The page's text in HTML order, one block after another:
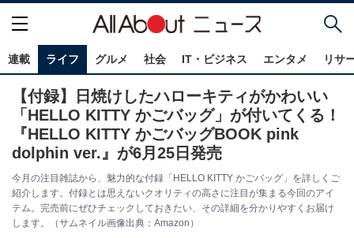
連載 ライフ グルメ 社会 IT・ビジネス エンタメ リサ
【付録】日焼けしたハローキティがかわいい
「HELLO KITTY かごバッグ」が付いてくる！
『HELLO KITTY かごバッグBOOK pink
dolphin ver.』が6月25日発売
今月の注目雑誌から、魅力的な付録「HELLO KITTY かごバッグ」を詳しくご
紹介します。付録とは思えないクオリティの高さに注目が集まる今回のアイ
テム。完売前にぜひチェックしておきたい、その詳細を分かりやすくお届け
します。（サムネイル画像出典：Amazon）